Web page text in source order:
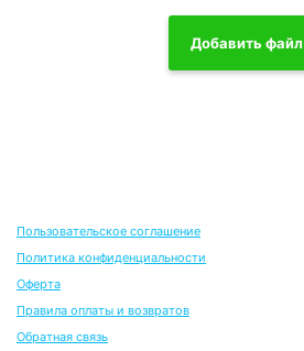
Добавить файл
Пользовательское соглашение
Политика конфиденциальности
Оферта
Правила оплаты и возвратов
Обратная связь